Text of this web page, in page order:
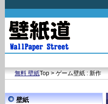
無料 壁紙Top > ゲーム壁紙 : 新作
壁紙